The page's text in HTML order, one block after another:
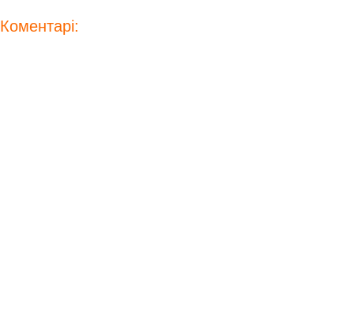
Коментарі: